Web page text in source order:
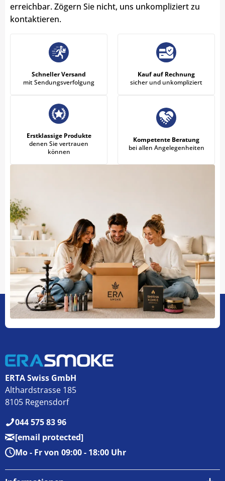
erreichbar. Zögern Sie nicht, uns unkompliziert zu
kontaktieren.
Schneller Versand
mit Sendungsverfolgung
Kauf auf Rechnung
sicher und unkompliziert
Erstklassige Produkte
denen Sie vertrauen
können
Kompetente Beratung
bei allen Angelegenheiten
ERTA Swiss GmbH
Althardstrasse 185
8105 Regensdorf
044 575 83 96
[email protected]
Mo - Fr von 09:00 - 18:00 Uhr